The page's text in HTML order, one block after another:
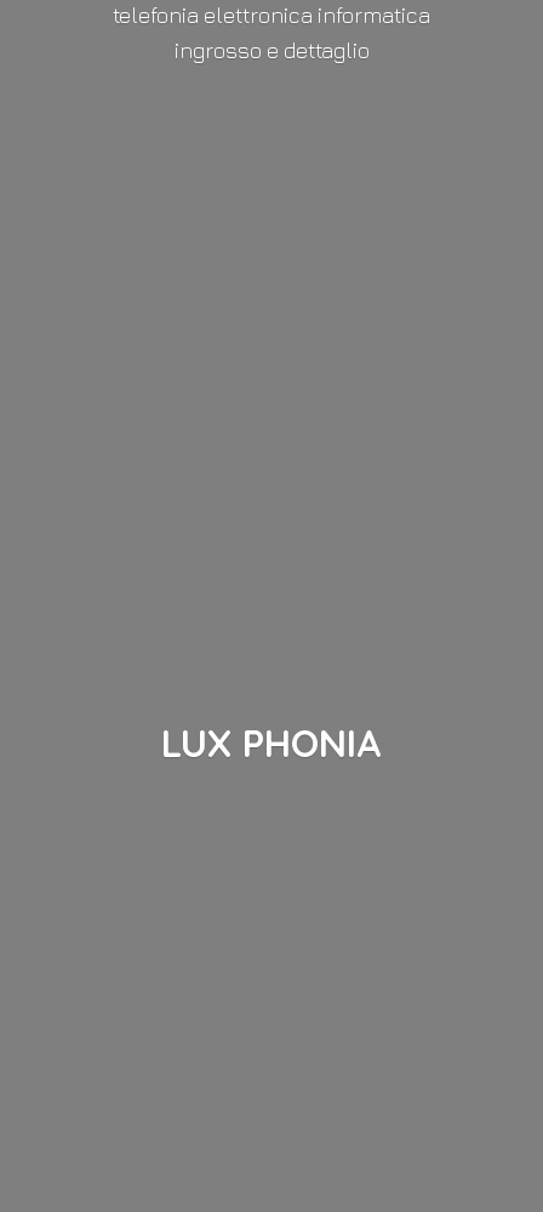
LUX PHONIA
telefonia elettronica informatica
ingrosso e dettaglio